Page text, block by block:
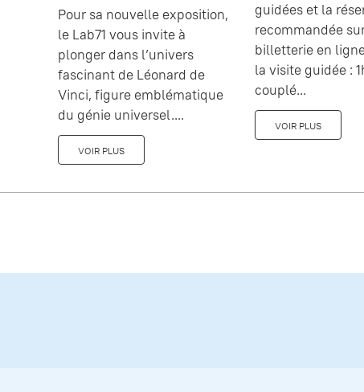
Pour sa nouvelle exposition,
le Lab71 vous invite à
plonger dans l’univers
fascinant de Léonard de
Vinci, figure emblématique
du génie universel....
VOIR PLUS
guidées et la
recommandée
billetterie en
la visite guidée :
couplé...
VOIR PLUS